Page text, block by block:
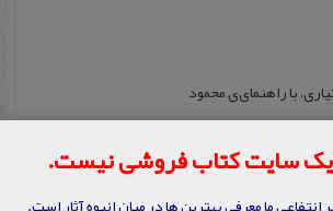
با راهنمای‌ی محمود
یک سایت کتاب فروشی نیست.